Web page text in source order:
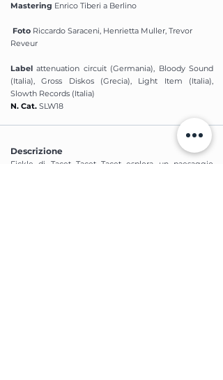
Mastering Enrico Tiberi a Berlino
Foto Riccardo Saraceni, Henrietta Muller, Trevor
Reveur
Labelattenuation circuit (Germania), Bloody Sound
(Italia), Gross Diskos (Grecia), Light Item (Italia),
Slowth Records (Italia)
N. Cat. SLW18
Descrizione
Fickle di Tacet Tacet Tacet esplora un paesaggio